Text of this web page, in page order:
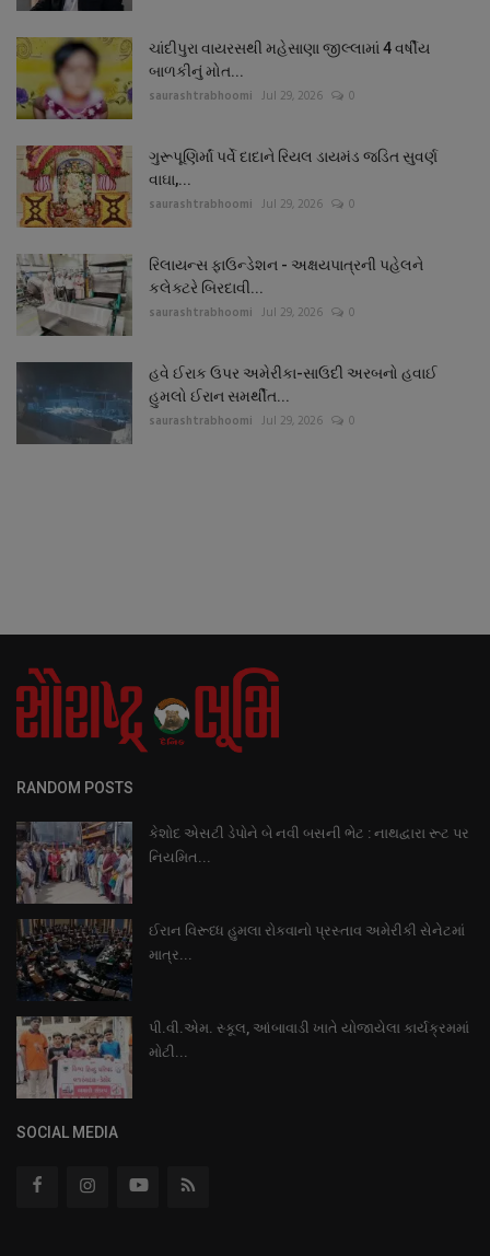
ચાંદીપુરા વાયરસથી મહેસાણા જીલ્લામાં 4 વર્ષીય
બાળકીનું મોત...
saurashtrabhoomi Jul 29, 2026 0
ગુરૂપૂણિર્માં પર્વે દાદાને રિયલ ડાયમંડ જડિત સુવર્ણ
વાઘા,...
saurashtrabhoomi Jul 29, 2026 0
રિલાયન્સ ફાઉન્ડેશન - અક્ષયપાત્રની પહેલને
કલેક્ટરે બિરદાવી...
saurashtrabhoomi Jul 29, 2026 0
હવે ઈરાક ઉપર અમેરીકા-સાઉદી અરબનો હવાઈ
હુમલો ઈરાન સમર્થીત...
saurashtrabhoomi Jul 29, 2026 0
RANDOM POSTS
કેશોદ એસટી ડેપોને બે નવી બસની ભેટ : નાથદ્વારા રૂટ પર
નિયમિત...
ઈરાન વિરૂધ્ધ હુમલા રોકવાનો પ્રસ્તાવ અમેરીકી સેનેટમાં
માત્ર...
પી.વી.એમ. સ્કૂલ, આંબાવાડી ખાતે યોજાયેલા કાર્યક્રમમાં
મોટી...
SOCIAL MEDIA